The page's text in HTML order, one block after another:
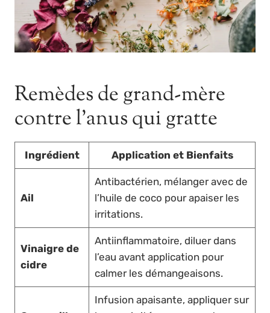
Remèdes de grand-mère
contre l’anus qui gratte
Ingrédient Application et Bienfaits
Ail
Antibactérien, mélanger avec de
l’huile de coco pour apaiser les
irritations.
Vinaigre de
cidre
Antiinflammatoire, diluer dans
l’eau avant application pour
calmer les démangeaisons.
Infusion apaisante, appliquer sur